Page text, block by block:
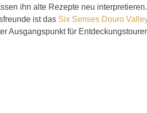
ihn alte Rezepte neu interpretieren.
ist das Six Senses Douro
Ausgangspunkt für